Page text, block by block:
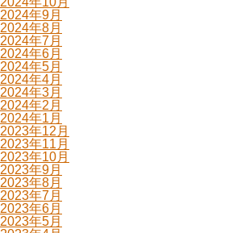
2024年9月
2024年8月
2024年7月
2024年6月
2024年5月
2024年4月
2024年3月
2024年2月
2024年1月
2023年12月
2023年11月
2023年10月
2023年9月
2023年8月
2023年7月
2023年6月
2023年5月